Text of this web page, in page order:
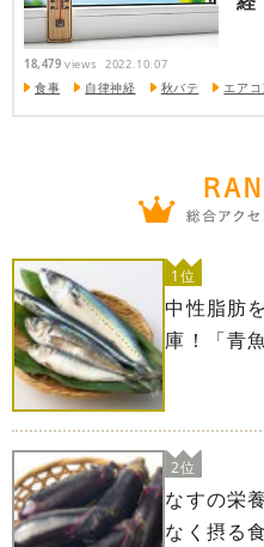
18,479 views 2022.10.07
食事 自律神経 秋バテ エアコ
1位
中性脂肪
庫！「青
2位
なすの栄
なく摂る